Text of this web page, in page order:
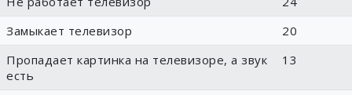
Замыкает телевизор
20
Пропадает картинка на телевизоре, а звук
есть
13